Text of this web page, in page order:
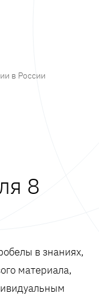
в России
8
в знаниях,
материала,